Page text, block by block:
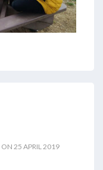
ON 25 APRIL 2019